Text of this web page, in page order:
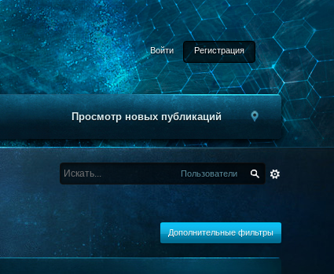
Войти Регистрация
Просмотр новых публикаций
Пользователи
Дополнительные фильтры